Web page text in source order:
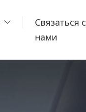
Связаться с
нами